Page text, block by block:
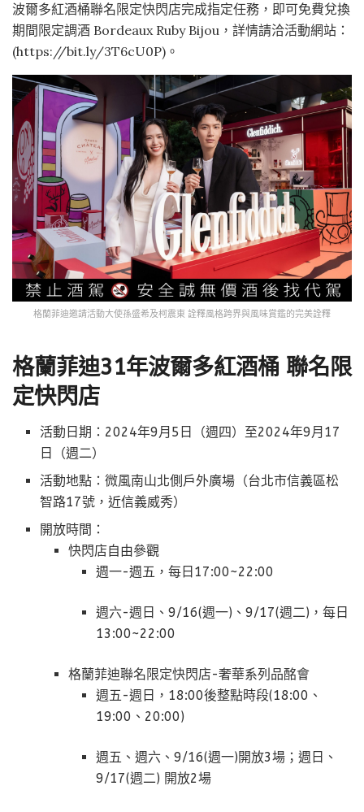
波爾多紅酒桶聯名限定快閃店完成指定任務，即可免費兌換
期間限定調酒 Bordeaux Ruby Bijou，詳情請洽活動網站：
(https://bit.ly/3T6cU0P)。
格蘭菲迪邀請活動大使孫盛希及柯震東 詮釋風格跨界與風味賞鑑的完美詮釋
格蘭菲迪31年波爾多紅酒桶 聯名限
定快閃店
活動日期：2024年9月5日（週四）至2024年9月17
日（週二）
活動地點：微風南山北側戶外廣場（台北市信義區松
智路17號，近信義威秀）
開放時間：
快閃店自由參觀
週一-週五，每日17:00~22:00
週六-週日、9/16(週一)、9/17(週二)，每日
13:00~22:00
格蘭菲迪聯名限定快閃店-奢華系列品酩會
週五-週日，18:00後整點時段(18:00、
19:00、20:00)
週五、週六、9/16(週一)開放3場；週日、
9/17(週二) 開放2場